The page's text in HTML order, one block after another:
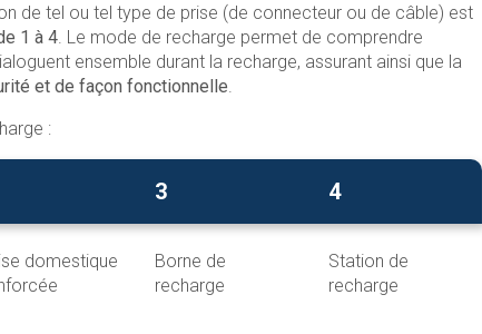
de tel ou tel type de prise (de connecteur ou de câble) est
1 à 4. Le mode de recharge permet de comprendre
ensemble durant la recharge, assurant ainsi que la
et de façon fonctionnelle.
:
3 4
domestique
Borne de
recharge
Station de
recharge